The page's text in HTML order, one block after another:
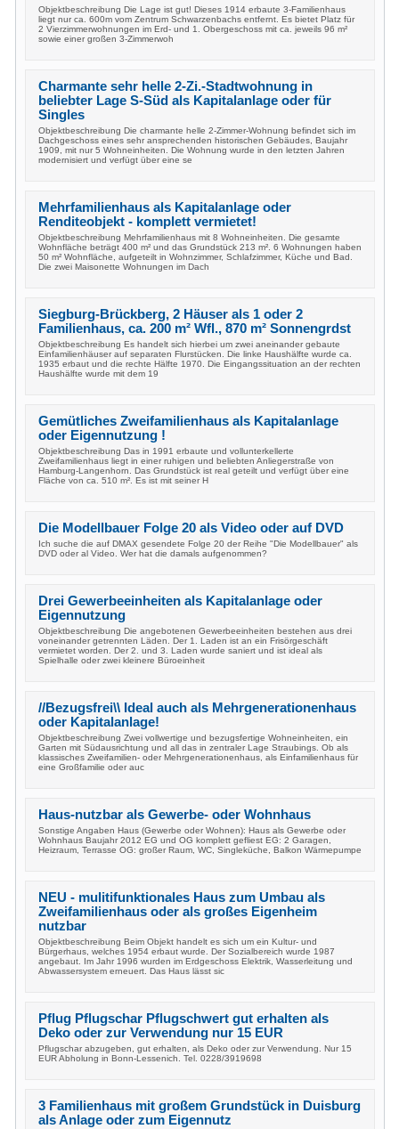
Objektbeschreibung Die Lage ist gut! Dieses 1914 erbaute 3-Familienhaus
liegt nur ca. 600m vom Zentrum Schwarzenbachs entfernt. Es bietet Platz für
2 Vierzimmerwohnungen im Erd- und 1. Obergeschoss mit ca. jeweils 96 m²
sowie einer großen 3-Zimmerwoh
Charmante sehr helle 2-Zi.-Stadtwohnung in
beliebter Lage S-Süd als Kapitalanlage oder für
Singles
Objektbeschreibung Die charmante helle 2-Zimmer-Wohnung befindet sich im
Dachgeschoss eines sehr ansprechenden historischen Gebäudes, Baujahr
1909, mit nur 5 Wohneinheiten. Die Wohnung wurde in den letzten Jahren
modernisiert und verfügt über eine se
Mehrfamilienhaus als Kapitalanlage oder
Renditeobjekt - komplett vermietet!
Objektbeschreibung Mehrfamilienhaus mit 8 Wohneinheiten. Die gesamte
Wohnfläche beträgt 400 m² und das Grundstück 213 m². 6 Wohnungen haben
50 m² Wohnfläche, aufgeteilt in Wohnzimmer, Schlafzimmer, Küche und Bad.
Die zwei Maisonette Wohnungen im Dach
Siegburg-Brückberg, 2 Häuser als 1 oder 2
Familienhaus, ca. 200 m² Wfl., 870 m² Sonnengrdst
Objektbeschreibung Es handelt sich hierbei um zwei aneinander gebaute
Einfamilienhäuser auf separaten Flurstücken. Die linke Haushälfte wurde ca.
1935 erbaut und die rechte Hälfte 1970. Die Eingangssituation an der rechten
Haushälfte wurde mit dem 19
Gemütliches Zweifamilienhaus als Kapitalanlage
oder Eigennutzung !
Objektbeschreibung Das in 1991 erbaute und vollunterkellerte
Zweifamilienhaus liegt in einer ruhigen und beliebten Anliegerstraße von
Hamburg-Langenhorn. Das Grundstück ist real geteilt und verfügt über eine
Fläche von ca. 510 m². Es ist mit seiner H
Die Modellbauer Folge 20 als Video oder auf DVD
Ich suche die auf DMAX gesendete Folge 20 der Reihe "Die Modellbauer" als
DVD oder al Video. Wer hat die damals aufgenommen?
Drei Gewerbeeinheiten als Kapitalanlage oder
Eigennutzung
Objektbeschreibung Die angebotenen Gewerbeeinheiten bestehen aus drei
voneinander getrennten Läden. Der 1. Laden ist an ein Frisörgeschäft
vermietet worden. Der 2. und 3. Laden wurde saniert und ist ideal als
Spielhalle oder zwei kleinere Büroeinheit
//Bezugsfrei\\ Ideal auch als Mehrgenerationenhaus
oder Kapitalanlage!
Objektbeschreibung Zwei vollwertige und bezugsfertige Wohneinheiten, ein
Garten mit Südausrichtung und all das in zentraler Lage Straubings. Ob als
klassisches Zweifamilien- oder Mehrgenerationenhaus, als Einfamilienhaus für
eine Großfamilie oder auc
Haus-nutzbar als Gewerbe- oder Wohnhaus
Sonstige Angaben Haus (Gewerbe oder Wohnen): Haus als Gewerbe oder
Wohnhaus Baujahr 2012 EG und OG komplett gefliest EG: 2 Garagen,
Heizraum, Terrasse OG: großer Raum, WC, Singleküche, Balkon Wärmepumpe
NEU - mulitifunktionales Haus zum Umbau als
Zweifamilienhaus oder als großes Eigenheim
nutzbar
Objektbeschreibung Beim Objekt handelt es sich um ein Kultur- und
Bürgerhaus, welches 1954 erbaut wurde. Der Sozialbereich wurde 1987
angebaut. Im Jahr 1996 wurden im Erdgeschoss Elektrik, Wasserleitung und
Abwassersystem erneuert. Das Haus lässt sic
Pflug Pflugschar Pflugschwert gut erhalten als
Deko oder zur Verwendung nur 15 EUR
Pflugschar abzugeben, gut erhalten, als Deko oder zur Verwendung. Nur 15
EUR Abholung in Bonn-Lessenich. Tel. 0228/3919698
3 Familienhaus mit großem Grundstück in Duisburg
als Anlage oder zum Eigennutz